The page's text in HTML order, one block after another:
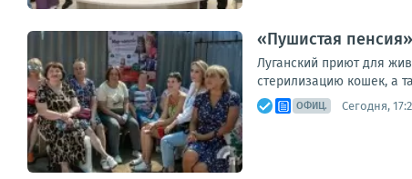
«Пушистая
Луганский приют для
стерилизацию кошек, а
ОФИЦ. Сегодня,